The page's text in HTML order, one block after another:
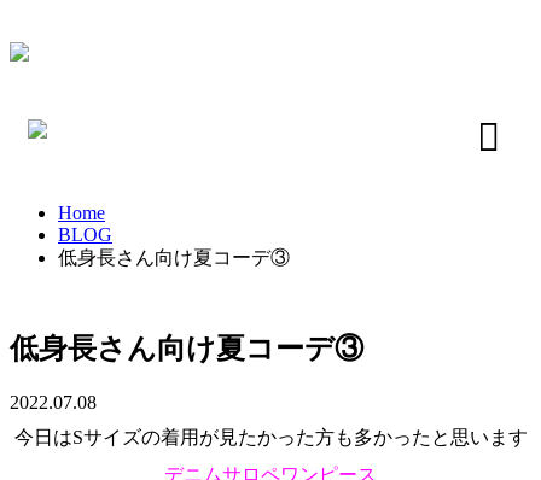
Home
BLOG
低身長さん向け夏コーデ③
低身長さん向け夏コーデ③
2022.07.08
今日はSサイズの着用が見たかった方も多かったと思います
デニムサロペワンピース